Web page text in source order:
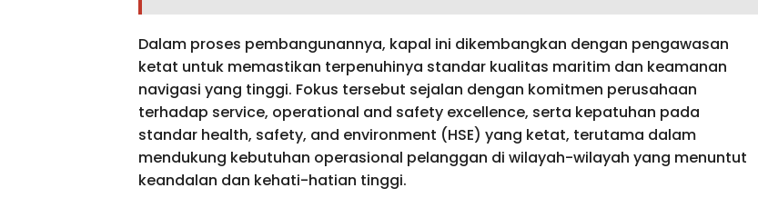
Dalam proses pembangunannya, kapal ini dikembangkan dengan pengawasan
ketat untuk memastikan terpenuhinya standar kualitas maritim dan keamanan
navigasi yang tinggi. Fokus tersebut sejalan dengan komitmen perusahaan
terhadap service, operational and safety excellence, serta kepatuhan pada
standar health, safety, and environment (HSE) yang ketat, terutama dalam
mendukung kebutuhan operasional pelanggan di wilayah-wilayah yang menuntut
keandalan dan kehati-hatian tinggi.